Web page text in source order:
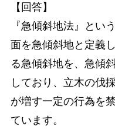
【回答】
『急傾斜地法』とい
面を急傾斜地と定義
る急傾斜地を、急傾
しており、立木の伐
が増す一定の行為を
ています。